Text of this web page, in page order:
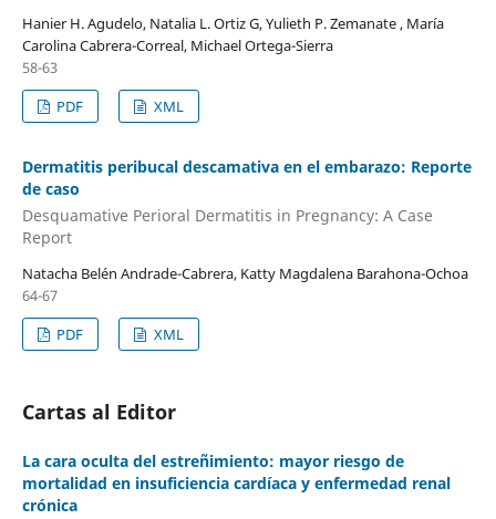
Hanier H. Agudelo, Natalia L. Ortiz G, Yulieth P. Zemanate , María
Carolina Cabrera-Correal, Michael Ortega-Sierra
58-63
PDF
XML
Dermatitis peribucal descamativa en el embarazo: Reporte
de caso
Desquamative Perioral Dermatitis in Pregnancy: A Case
Report
Natacha Belén Andrade-Cabrera, Katty Magdalena Barahona-Ochoa
64-67
PDF
XML
Cartas al Editor
La cara oculta del estreñimiento: mayor riesgo de
mortalidad en insuficiencia cardíaca y enfermedad renal
crónica